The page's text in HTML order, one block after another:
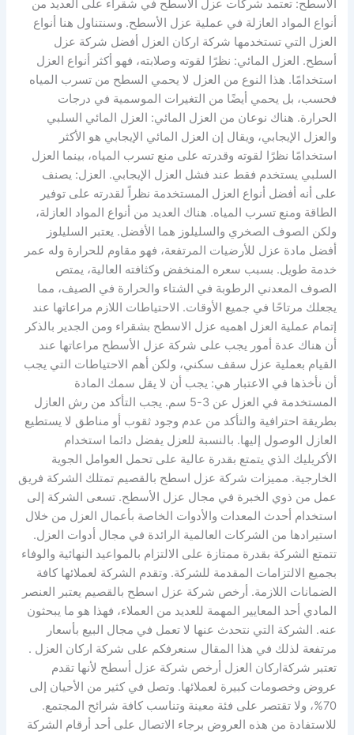
الاسطح: تعتمد شركات عزل الأسطح في شقراء على العديد من
أنواع المواد العازلة في عملية عزل الأسطح. وسنتناول هنا أنواع
العزل التي تستخدمها شركة اركان العزل أفضل شركة عزل
أسطح. العزل المائي: نظرًا لقوته وصلابته، فهو أكثر أنواع العزل
استخدامًا. هذا النوع من العزل لا يحمي السطح من تسرب المياه
فحسب، بل يحمي أيضًا من التغيرات الموسمية في درجات
الحرارة. هناك نوعان من العزل المائي: العزل المائي السلبي
والعزل الإيجابي، ويقال إن العزل المائي الإيجابي هو الأكثر
استخدامًا نظرًا لقوته وقدرته على منع تسرب المياه، بينما العزل
السلبي يستخدم فقط عند فشل العزل الإيجابي. العزل: يصنف
على أنه أفضل أنواع العزل المستخدمة نظراً لقدرته على توفير
الطاقة ومنع تسرب المياه. هناك العديد من أنواع المواد العازلة،
ولكن الصوف الصخري والسليلوز هما الأفضل. يعتبر السليلوز
أفضل مادة عزل للأرضيات المرتفعة، فهو مقاوم للحرارة وله عمر
خدمة طويل. بسبب سعره المنخفض وكثافته العالية، يمتص
الصوف المعدني الرطوبة في الشتاء والحرارة في الصيف، مما
يجعلك مرتاحًا في جميع الأوقات. الاحتياطات اللازم مراعاتها عند
إتمام عملية العزل اهميه عزل الاسطح بشقراء ومن الجدير بالذكر
أن هناك عدة أمور يجب على شركة عزل الأسطح مراعاتها عند
القيام بعملية عزل سقف سكني، ولكن أهم الاحتياطات التي يجب
أن نأخذها في الاعتبار هي: يجب أن لا يقل سمك المادة
المستخدمة في العزل عن 3-5 سم. يجب التأكد من رش العازل
بطريقة احترافية والتأكد من عدم وجود ثقوب أو مناطق لا يستطيع
العازل الوصول إليها. بالنسبة للعزل يفضل دائما استخدام
الأكريليك الذي يتمتع بقدرة عالية على تحمل العوامل الجوية
الخارجية. مميزات شركة عزل اسطح بالقصيم تمتلك الشركة فريق
عمل من ذوي الخبرة في مجال عزل الأسطح. تسعى الشركة إلى
استخدام أحدث المعدات والأدوات الخاصة بأعمال العزل من خلال
استيرادها من الشركات العالمية الرائدة في مجال أدوات العزل.
تتمتع الشركة بقدرة ممتازة على الالتزام بالمواعيد النهائية والوفاء
بجميع الالتزامات المقدمة للشركة. وتقدم الشركة لعملائها كافة
الضمانات اللازمة. أرخص شركة عزل اسطح بالقصيم يعتبر العنصر
المادي أحد المعايير المهمة للعديد من العملاء، فهذا هو ما يبحثون
عنه. الشركة التي نتحدث عنها لا تعمل في مجال البيع بأسعار
مرتفعة لذلك في هذا المقال سنعرفكم على شركة اركان العزل .
تعتبر شركةاركان العزل أرخص شركة عزل أسطح لأنها تقدم
عروض وخصومات كبيرة لعملائها. وتصل في كثير من الأحيان إلى
70%، ولا تقتصر على فئة معينة وتناسب كافة شرائح المجتمع.
للاستفادة من هذه العروض برجاء الاتصال على أحد أرقام الشركة